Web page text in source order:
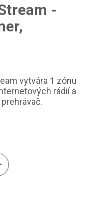
-
vytvára 1 zónu
rádií a